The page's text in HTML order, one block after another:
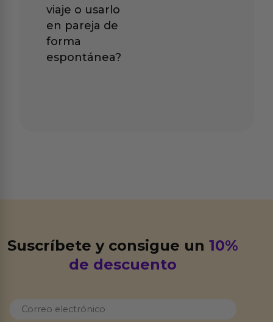
viaje o usarlo
en pareja de
forma
espontánea?
Suscríbete y consigue un10%
de descuento